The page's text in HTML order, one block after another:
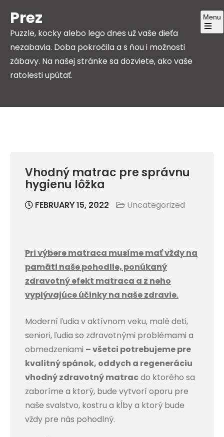
content
Prez
Puzzle, kocky alebo lego dnes už vaše dieťa
nezabavia. Doba pokročila a s ňou i možnosti
zábavy. Na našej stránke sa dozviete, ako vaše
ratolesti upútať.
Menu
Open
Vhodný matrac pre správnu
hygienu lôžka
FEBRUARY 15, 2022 Uncategorized
Pri výbere matraca musíme mať vždy na
pamäti naše pohodlie, ponúkaný
zdravotný efekt matraca a z neho
vyplývajúce účinky na naše zdravie.
Moderní ľudia v aktívnom veku, malé deti,
seniori, ľudia so zdravotnými problémami a
obmedzeniami – všetci potrebujeme pre
kvalitný spánok, oddych a regeneráciu
vhodný zdravotný matracdo ktorého sa
zaboríme a ktorý, bude vytvorí oporu pre
naše svalstvo, kostru a kĺby a ktorý bude
vždy pre nás pohodlný.